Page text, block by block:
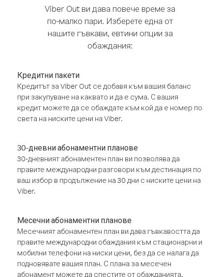
Viber Out ви дава повече време за
по-малко пари. Изберете една от
нашите гъвкави, евтини опции за
обаждания:
Кредитни пакети
Кредитът за Viber Out се добавя към вашия баланс
при закупуване на каквато и да е сума. С вашия
кредит можете да се обаждате към кой да е номер по
света на ниските цени на Viber.
30-дневни абонаментни планове
30-дневният абонаментен план ви позволява да
правите международни разговори към дестинация по
ваш избор в продължение на 30 дни с ниските цени на
Viber.
Месечни абонаментни планове
Месечният абонаментен план ви дава гъвкавостта да
правите международни обаждания към стационарни и
мобилни телефони на ниски цени, без да се налага да
подновявате вашия план. С плана за месечен
абонамент можете да спестите от обажданията,